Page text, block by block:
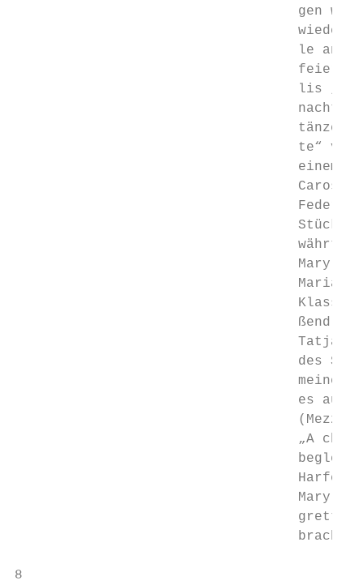
gen
wieder
le an
lis
te“
einem
Feder
währte
Mary
Maria“
ßend
des
meine
es
„A che
Harfe,
Mary
8